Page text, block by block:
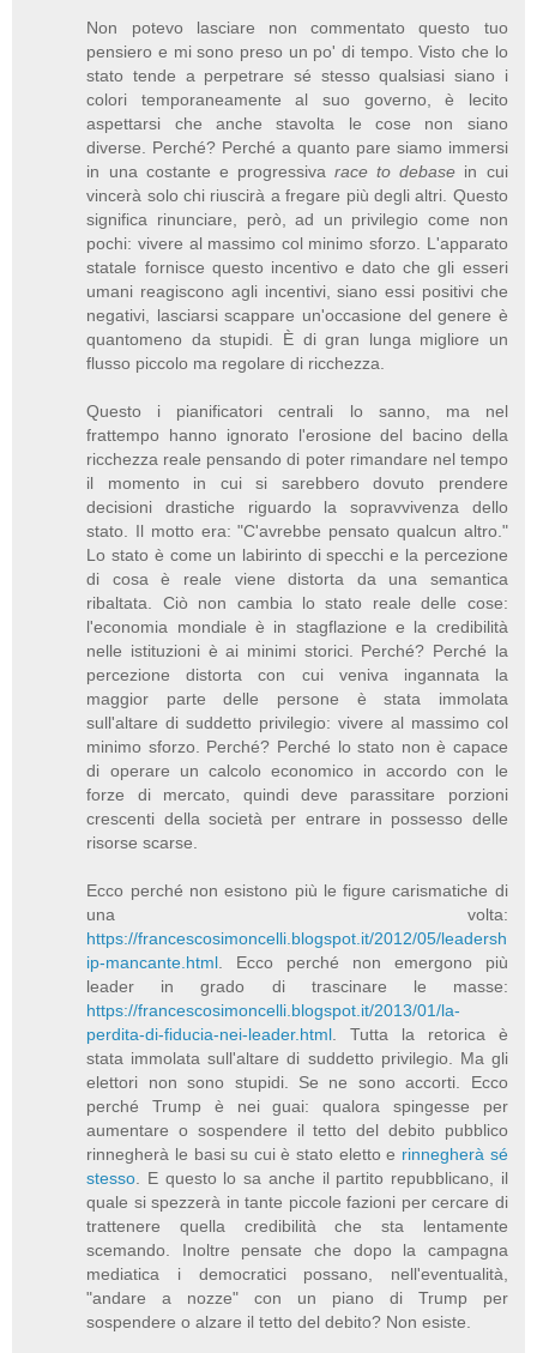
Non potevo lasciare non commentato questo tuo
pensiero e mi sono preso un po' di tempo. Visto che lo
stato tende a perpetrare sé stesso qualsiasi siano i
colori temporaneamente al suo governo, è lecito
aspettarsi che anche stavolta le cose non siano
diverse. Perché? Perché a quanto pare siamo immersi
in una costante e progressivarace to debase in cui
vincerà solo chi riuscirà a fregare più degli altri. Questo
significa rinunciare, però, ad un privilegio come non
pochi: vivere al massimo col minimo sforzo. L'apparato
statale fornisce questo incentivo e dato che gli esseri
umani reagiscono agli incentivi, siano essi positivi che
negativi, lasciarsi scappare un'occasione del genere è
quantomeno da stupidi. È di gran lunga migliore un
flusso piccolo ma regolare di ricchezza.
Questo i pianificatori centrali lo sanno, ma nel
frattempo hanno ignorato l'erosione del bacino della
ricchezza reale pensando di poter rimandare nel tempo
il momento in cui si sarebbero dovuto prendere
decisioni drastiche riguardo la sopravvivenza dello
stato. Il motto era: "C'avrebbe pensato qualcun altro."
Lo stato è come un labirinto di specchi e la percezione
di cosa è reale viene distorta da una semantica
ribaltata. Ciò non cambia lo stato reale delle cose:
l'economia mondiale è in stagflazione e la credibilità
nelle istituzioni è ai minimi storici. Perché? Perché la
percezione distorta con cui veniva ingannata la
maggior parte delle persone è stata immolata
sull'altare di suddetto privilegio: vivere al massimo col
minimo sforzo. Perché? Perché lo stato non è capace
di operare un calcolo economico in accordo con le
forze di mercato, quindi deve parassitare porzioni
crescenti della società per entrare in possesso delle
risorse scarse.
Ecco perché non esistono più le figure carismatiche di
una volta:
https://francescosimoncelli.blogspot.it/2012/05/leadersh
ip-mancante.html . Ecco perché non emergono più
leader in grado di trascinare le masse:
https://francescosimoncelli.blogspot.it/2013/01/la-
perdita-di-fiducia-nei-leader.html . Tutta la retorica è
stata immolata sull'altare di suddetto privilegio. Ma gli
elettori non sono stupidi. Se ne sono accorti. Ecco
perché Trump è nei guai: qualora spingesse per
aumentare o sospendere il tetto del debito pubblico
rinnegherà le basi su cui è stato eletto e rinnegherà sé
stesso . E questo lo sa anche il partito repubblicano, il
quale si spezzerà in tante piccole fazioni per cercare di
trattenere quella credibilità che sta lentamente
scemando. Inoltre pensate che dopo la campagna
mediatica i democratici possano, nell'eventualità,
"andare a nozze" con un piano di Trump per
sospendere o alzare il tetto del debito? Non esiste.